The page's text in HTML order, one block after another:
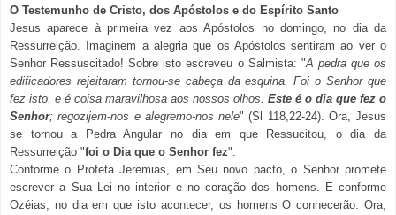
O Testemunho de Cristo, dos Apóstolos e do Espírito Santo
Jesus aparece à primeira vez aos Apóstolos no domingo, no dia da
Ressurreição. Imaginem a alegria que os Apóstolos sentiram ao ver o
Senhor Ressuscitado! Sobre isto escreveu o Salmista: "A pedra que os
edificadores rejeitaram tornou-se cabeça da esquina. Foi o Senhor que
fez isto, e é coisa maravilhosa aos nossos olhos. Este é o dia que fez o
Senhor; regozijem-nos e alegremo-nos nele" (Sl 118,22-24). Ora, Jesus
se tornou a Pedra Angular no dia em que Ressucitou, o dia da
Ressurreição "foi o Dia que o Senhor fez".
Conforme o Profeta Jeremias, em Seu novo pacto, o Senhor promete
escrever a Sua Lei no interior e no coração dos homens. E conforme
Ozéias, no dia em que isto acontecer, os homens O conhecerão. Ora,